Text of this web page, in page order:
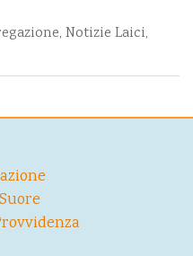
, Notizie Laici,